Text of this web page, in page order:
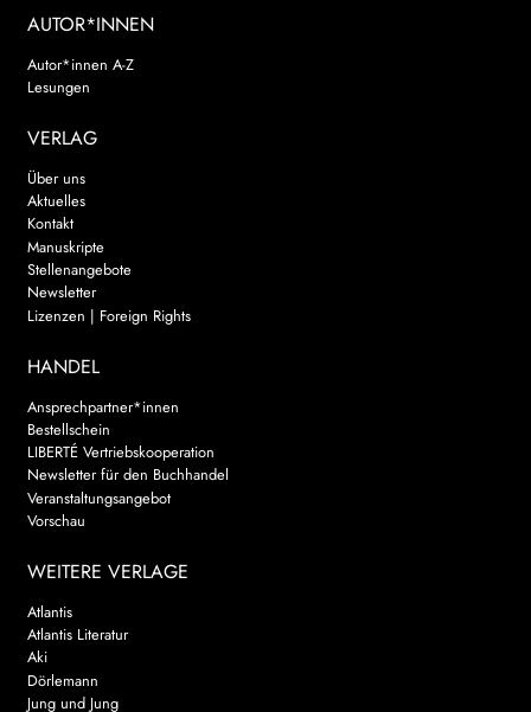
AUTOR*INNEN
Autor*innen A-Z
Lesungen
VERLAG
Über uns
Aktuelles
Kontakt
Manuskripte
Stellenangebote
Newsletter
Lizenzen | Foreign Rights
HANDEL
Ansprechpartner*innen
Bestellschein
LIBERTÉ Vertriebskooperation
Newsletter für den Buchhandel
Veranstaltungsangebot
Vorschau
WEITERE VERLAGE
Atlantis
Atlantis Literatur
Aki
Dörlemann
Jung und Jung